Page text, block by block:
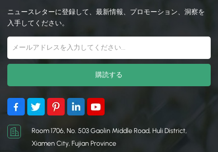
ニュースレターに登録して、最新情報、プロモーション、洞察を
入手してください。
Room 1706, No. 503 Gaolin Middle Road, Huli District,
Xiamen City, Fujian Province